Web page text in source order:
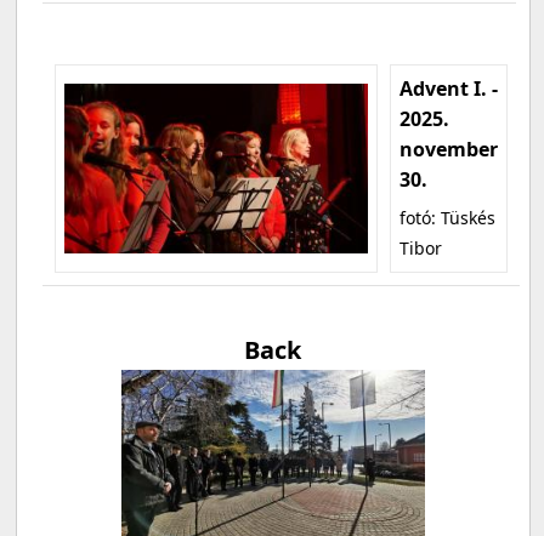
Advent I. -
2025.
november
30.
fotó: Tüskés
Tibor
Back